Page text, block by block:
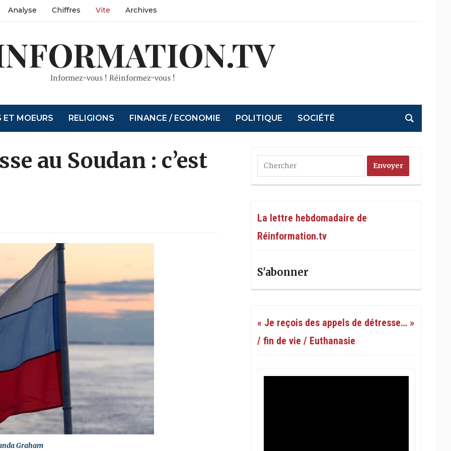
Analyse Chiffres Vite Archives
Informez-vous ! Réinformez-vous !
ET MOEURS RELIGIONS FINANCE / ECONOMIE POLITIQUE SOCIÉTÉ
au Soudan : c’est
Graham
La lettre hebdomadaire de
Réinformation.tv
S'abonner
« Je reçois des appels de détresse… »
/ fin de vie / Euthanasie